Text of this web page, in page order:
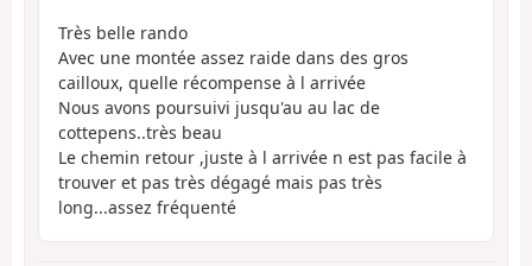
Très belle rando
Avec une montée assez raide dans des gros
cailloux, quelle récompense à l arrivée
Nous avons poursuivi jusqu'au au lac de
cottepens..très beau
Le chemin retour ,juste à l arrivée n est pas facile à
trouver et pas très dégagé mais pas très
long...assez fréquenté